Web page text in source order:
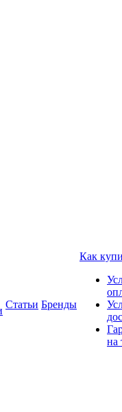
Статьи Бренды
Как
на